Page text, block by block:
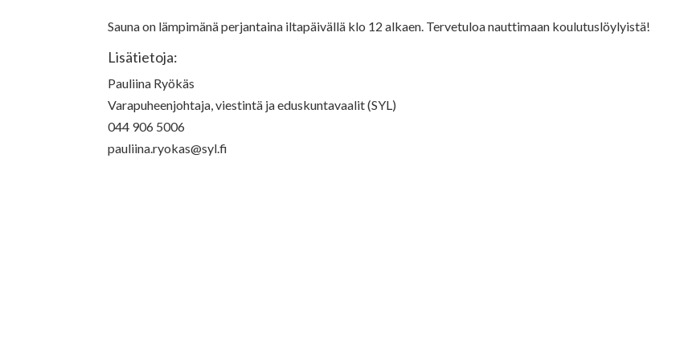
Sauna on lämpimänä perjantaina iltapäivällä klo 12 alkaen. Tervetuloa nauttimaan koulutuslöylyistä!
Lisätietoja:
Pauliina Ryökäs
Varapuheenjohtaja, viestintä ja eduskuntavaalit (SYL)
044 906 5006
pauliina.ryokas@syl.fi